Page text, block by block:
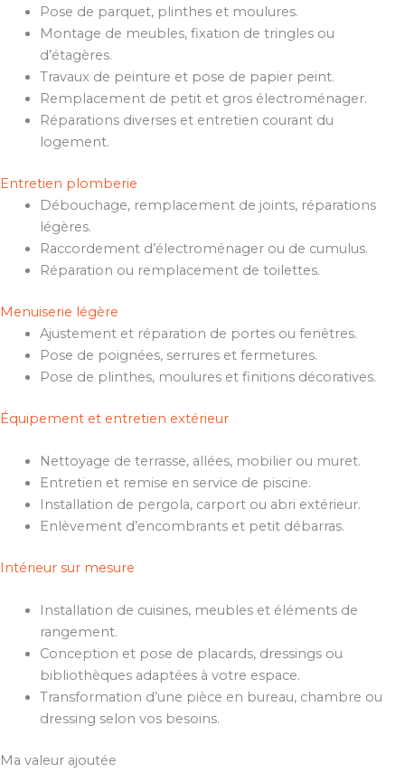
Pose de parquet, plinthes et moulures.
Montage de meubles, fixation de tringles ou
d’étagères.
Travaux de peinture et pose de papier peint.
Remplacement de petit et gros électroménager.
Réparations diverses et entretien courant du
logement.
Entretien plomberie
Débouchage, remplacement de joints, réparations
légères.
Raccordement d’électroménager ou de cumulus.
Réparation ou remplacement de toilettes.
Menuiserie légère
Ajustement et réparation de portes ou fenêtres.
Pose de poignées, serrures et fermetures.
Pose de plinthes, moulures et finitions décoratives.
Équipement et entretien extérieur
Nettoyage de terrasse, allées, mobilier ou muret.
Entretien et remise en service de piscine.
Installation de pergola, carport ou abri extérieur.
Enlèvement d’encombrants et petit débarras.
Intérieur sur mesure
Installation de cuisines, meubles et éléments de
rangement.
Conception et pose de placards, dressings ou
bibliothèques adaptées à votre espace.
Transformation d’une pièce en bureau, chambre ou
dressing selon vos besoins.
Ma valeur ajoutée